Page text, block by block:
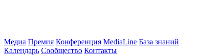
Медиа Премия Конференция MediaLine База знаний
Календарь Сообщество Контакты